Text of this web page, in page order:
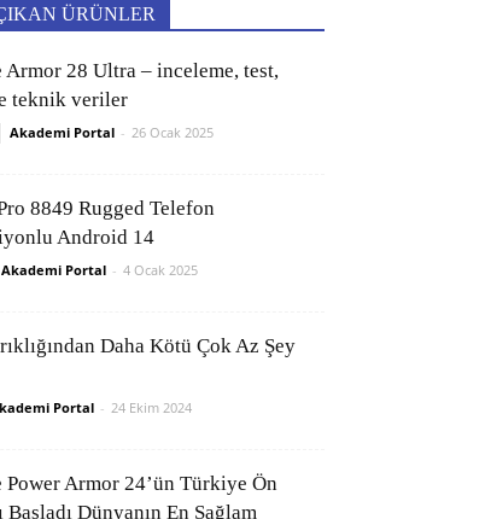
ÜRÜNLER
Armor 28 Ultra – inceleme, test,
teknik veriler
Akademi Portal - 26 Ocak 2025
8849 Rugged Telefon
Android 14
Akademi Portal - 4 Ocak 2025
Daha Kötü Çok Az Şey
Portal - 24 Ekim 2024
Power Armor 24’ün Türkiye Ön
Başladı Dünyanın En Sağlam